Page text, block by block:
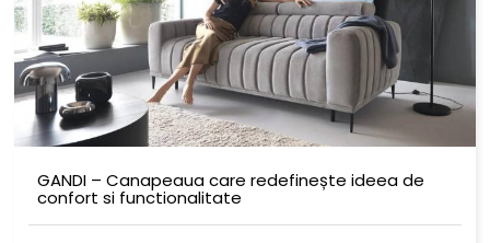
GANDI – Canapeaua care redefinește ideea de
confort si functionalitate